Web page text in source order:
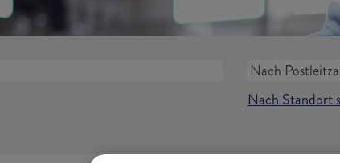
Nach Standort